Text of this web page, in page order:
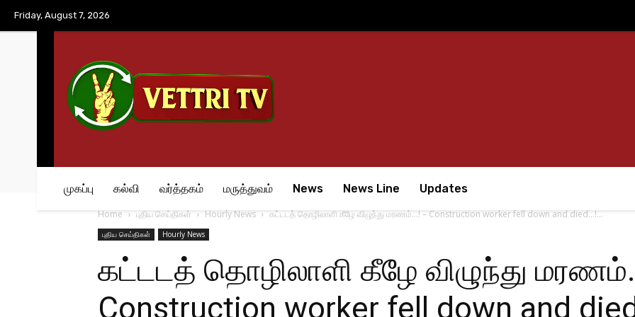
Friday, August 7, 2026
முகப்பு கல்வி வர்த்தகம் மருத்துவம் News News Line Updates
Home புதிய செய்திகள் Hourly News கட்டடத் தொழிலாளி கீழே விழுந்து மரணம்…! – Construction worker fell down and died…!...
புதிய செய்திகள் Hourly News
கட்டடத் தொழிலாளி கீழே விழுந்து
Construction worker fell down and